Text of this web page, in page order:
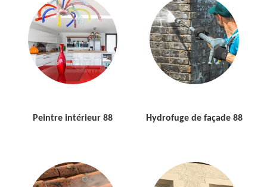
Peintre intérieur 88 Hydrofuge de façade 88